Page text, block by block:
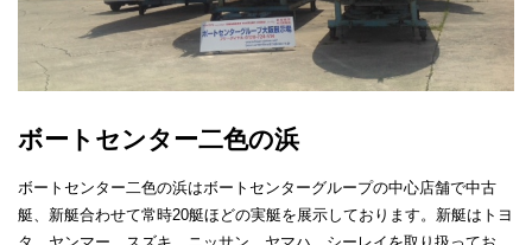
ボートセンター二色の浜
ボートセンター二色の浜はボートセンターグループの中心店舗で中古
艇、新艇合わせて常時20艇ほどの実艇を展示しております。新艇はトヨ